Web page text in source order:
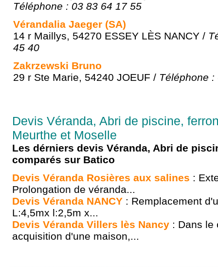
Téléphone : 03 83 64 17 55
Vérandalia Jaeger (SA)
14 r Maillys, 54270 ESSEY LÈS NANCY /
45 40
Zakrzewski Bruno
29 r Ste Marie, 54240 JOEUF / Téléphone
Devis Véranda, Abri de piscine,
Meurthe et Moselle
Les dérniers devis Véranda, Abri de
comparés sur Batico
Devis Véranda Rosières aux salines :
Prolongation de véranda...
Devis Véranda NANCY : Remplacement
L:4,5mx l:2,5m x...
Devis Véranda Villers lès Nancy : Dans le
acquisition d'une maison,...